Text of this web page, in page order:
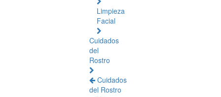
Limpieza
Facial
Cuidados
del
Rostro
Cuidados
del Rostro